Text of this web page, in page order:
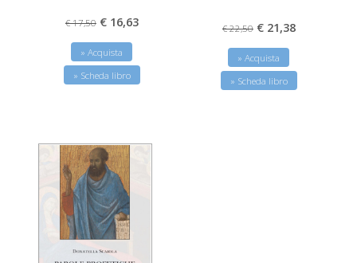
€ 17,50 € 16,63
» Acquista
» Scheda libro
€ 22,50 € 21,38
» Acquista
» Scheda libro